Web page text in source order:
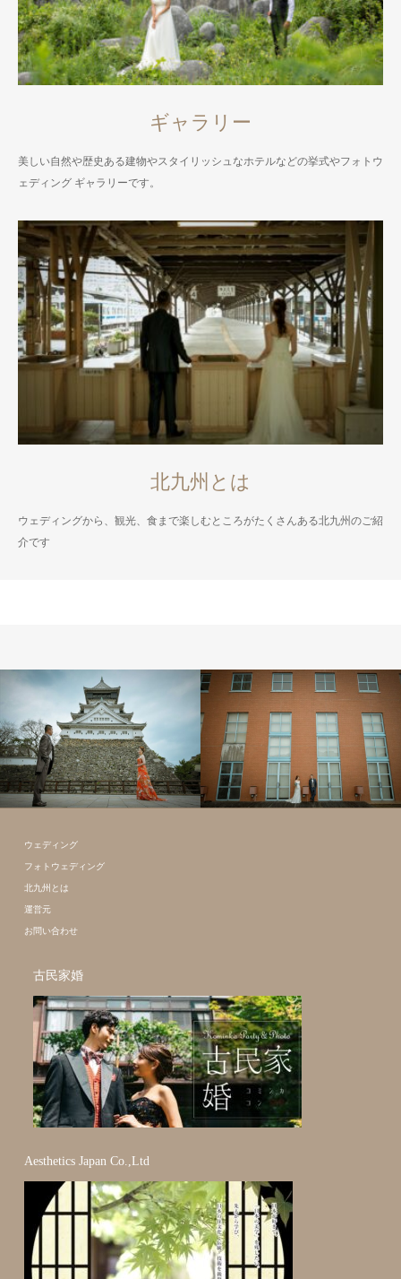
ギャラリー
美しい自然や歴史ある建物やスタイリッシュなホテルなどの挙式やフォトウ
ェディング ギャラリーです。
北九州とは
ウェディングから、観光、食まで楽しむところがたくさんある北九州のご紹
介です
フォトウェディング 全て
のギャラリー
フォトウェディング
全て
のギャラリー
ウェディング
フォトウェディング
北九州とは
運営元
お問い合わせ
古民家婚
Aesthetics Japan Co.,Ltd